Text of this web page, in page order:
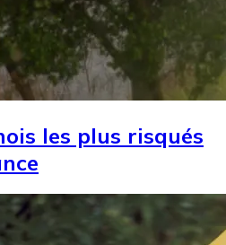
les plus risqués